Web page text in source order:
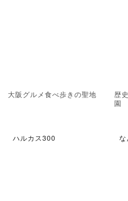
大阪グルメ食べ歩きの聖地
歴
園
ハルカス300